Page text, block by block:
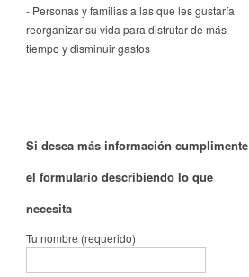
- Personas y familias a las que les gustaría
reorganizar su vida para disfrutar de más
tiempo y disminuir gastos
Si desea más información cumplimente
el formulario describiendo lo que
necesita
Tu nombre (requerido)